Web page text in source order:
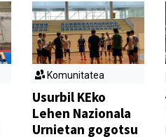
Komunitatea
Usurbil KEko
Lehen Nazionala
Urnietan gogotsu